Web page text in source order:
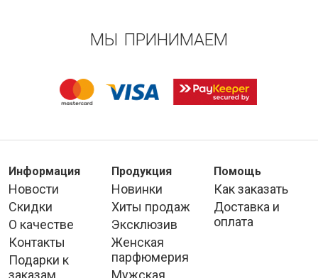
МЫ ПРИНИМАЕМ
Информация
Новости
Скидки
О качестве
Контакты
Подарки к
заказам
Продукция
Новинки
Хиты продаж
Эксклюзив
Женская
парфюмерия
Мужская
Помощь
Как заказать
Доставка и
оплата